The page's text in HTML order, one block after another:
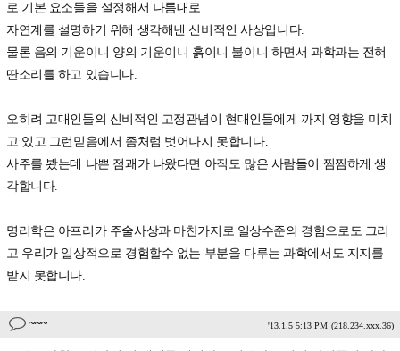
로 기본 요소들을 설정해서 나름대로
자연계를 설명하기 위해 생각해낸 신비적인 사상입니다.
물론 음의 기운이니 양의 기운이니 흙이니 불이니 하면서 과학과는 전혀
딴소리를 하고 있습니다.
오히려 고대인들의 신비적인 고정관념이 현대인들에게 까지 영향을 미치
고 있고 그런믿음에서 좀처럼 벗어나지 못합니다.
사주를 봤는데 나쁜 점괘가 나왔다면 아직도 많은 사람들이 찜찜하게 생
각합니다.
명리학은 아프리카 주술사상과 마찬가지로 일상수준의 경험으로도 그리
고 우리가 일상적으로 경험할수 없는 부분을 다루는 과학에서도 지지를
받지 못합니다.
~~~ '13.1.5 5:13 PM (218.234.xxx.36)